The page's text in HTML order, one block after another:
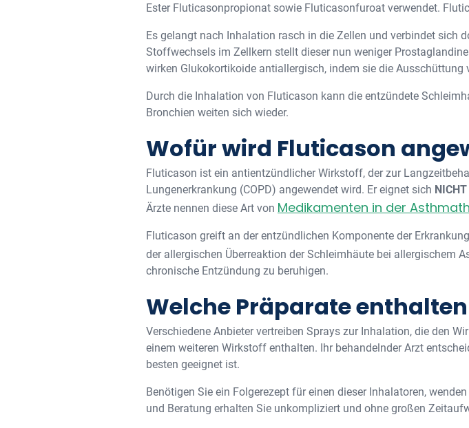
Ester Fluticasonpropionat sowie Fluticasonfuroat verwendet.
Es gelangt nach Inhalation rasch in die Zellen und verbindet sich
Stoffwechsels im Zellkern stellt dieser nun weniger
wirken Glukokortikoide antiallergisch, indem sie die Ausschüttung
Durch die Inhalation von Fluticason kann die entzündete
Bronchien weiten sich wieder.
Wofür wird Fluticason
Fluticason ist ein antientzündlicher Wirkstoff, der zur
Lungenerkrankung (COPD) angewendet wird. Er eignet sich NICHT
Ärzte nennen diese Art von Medikamenten in der
Fluticason greift an der entzündlichen Komponente der
der allergischen Überreaktion der Schleimhäute bei allergischem
chronische Entzündung zu beruhigen.
Welche Präparate
Verschiedene Anbieter vertreiben Sprays zur Inhalation, die den
einem weiteren Wirkstoff enthalten. Ihr behandelnder Arzt
besten geeignet ist.
Benötigen Sie ein Folgerezept für einen dieser Inhalatoren,
und Beratung erhalten Sie unkompliziert und ohne großen